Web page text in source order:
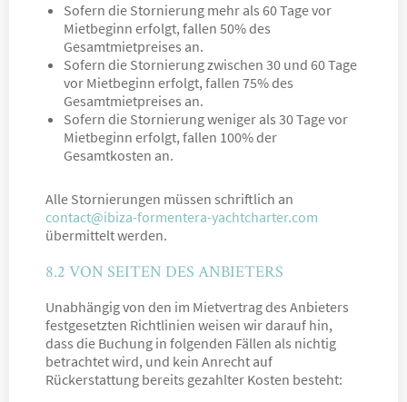
Sofern die Stornierung mehr als 60 Tage vor
Mietbeginn erfolgt, fallen 50% des
Gesamtmietpreises an.
Sofern die Stornierung zwischen 30 und 60 Tage
vor Mietbeginn erfolgt, fallen 75% des
Gesamtmietpreises an.
Sofern die Stornierung weniger als 30 Tage vor
Mietbeginn erfolgt, fallen 100% der
Gesamtkosten an.
Alle Stornierungen müssen schriftlich an
contact@ibiza-formentera-yachtcharter.com
übermittelt werden.
8.2 VON SEITEN DES ANBIETERS
Unabhängig von den im Mietvertrag des Anbieters
festgesetzten Richtlinien weisen wir darauf hin,
dass die Buchung in folgenden Fällen als nichtig
betrachtet wird, und kein Anrecht auf
Rückerstattung bereits gezahlter Kosten besteht: